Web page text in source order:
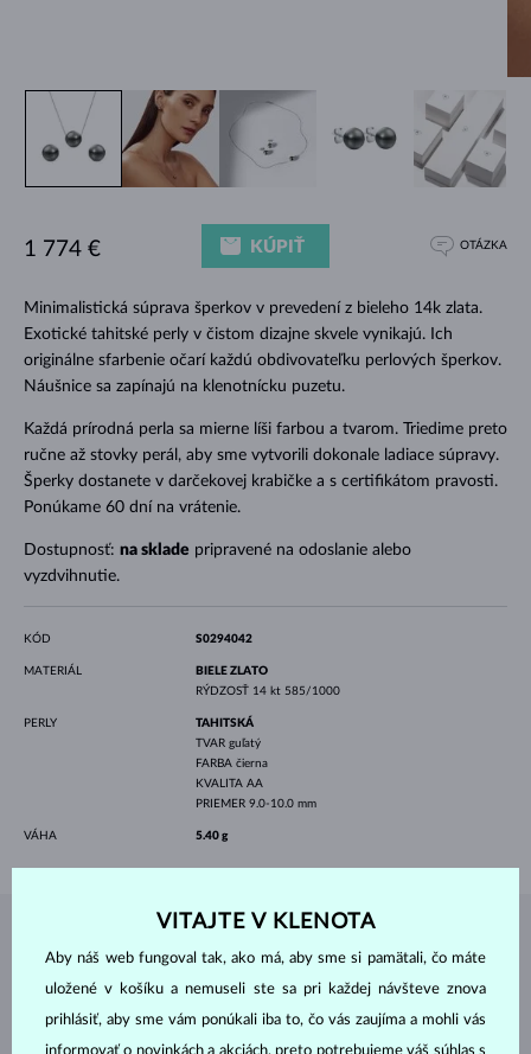
Minimalistická súprava šperkov v prevedení z bieleho 14k zlata.
Exotické tahitské perly v čistom dizajne skvele vynikajú. Ich
originálne sfarbenie očarí každú obdivovateľku perlových šperkov.
Náušnice sa zapínajú na klenotnícku puzetu.
Každá prírodná perla sa mierne líši farbou a tvarom. Triedime preto
ručne až stovky perál, aby sme vytvorili dokonale ladiace súpravy.
Šperky dostanete v darčekovej krabičke a s certifikátom pravosti.
Ponúkame 60 dní na vrátenie.
Dostupnosť: na sklade pripravené na odoslanie alebo
vyzdvihnutie.
1 774 € KÚPIŤ OTÁZKA
KÓD S0294042
MATERIÁL
BIELE ZLATO
RÝDZOSŤ 14 kt 585/1000
PERLY
TAHITSKÁ
TVAR guľatý
FARBA čierna
KVALITA AA
PRIEMER 9.0-10.0 mm
VÁHA 5.40 g
ŠPERKY Z ATELIÉRU KLENOTA
VITAJTE V KLENOTA
Aby náš web fungoval tak, ako má, aby sme si pamätali, čo máte
uložené v košíku a nemuseli ste sa pri každej návšteve znova
prihlásiť, aby sme vám ponúkali iba to, čo vás zaujíma a mohli vás